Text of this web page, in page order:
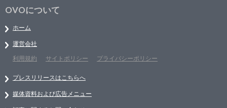
OVOについて
ホーム
運営会社
利用規約
サイトポリシー プライバシーポリシー
プレスリリースはこちらへ
媒体資料および広告メニュー